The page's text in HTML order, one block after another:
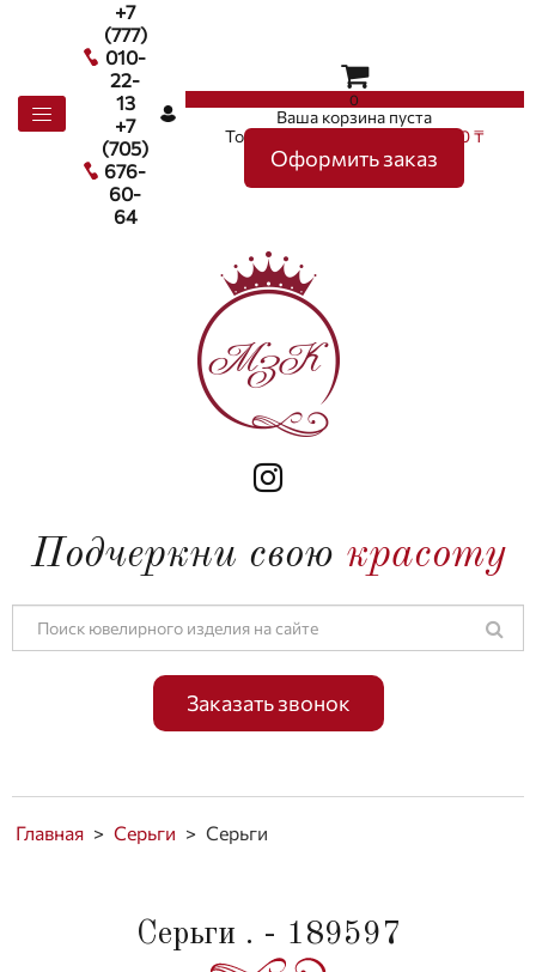
+7
(777)
010-
22-
13
+7
(705)
676-
60-
64
0
Ваша корзина пуста
Товаров в корзине
на сумму0 ₸
Оформить заказ
Подчеркни свою красоту
Заказать звонок
Главная > Серьги > Серьги
Серьги . - 189597